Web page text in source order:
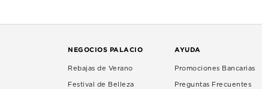
NEGOCIOS PALACIO
Rebajas de Verano
Festival de Belleza
AYUDA
Promociones Bancarias
Preguntas Frecuentes